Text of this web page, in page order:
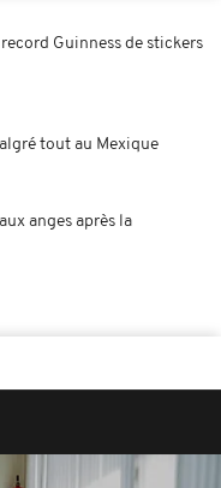
Guinness de stickers
tout au Mexique
anges après la